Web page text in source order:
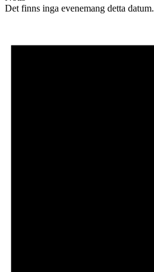
Det finns inga evenemang detta datum.